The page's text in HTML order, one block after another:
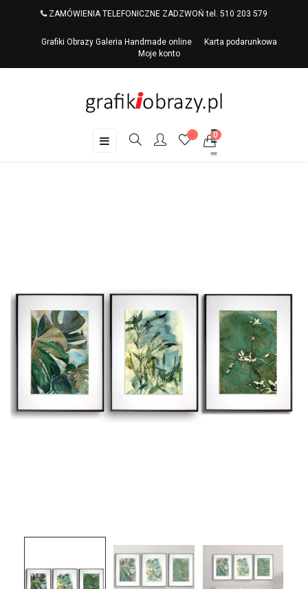
ZAMÓWIENIA TELEFONICZNE ZADZWOŃ tel. 510 203 579
Grafiki Obrazy Galeria Handmade online
Karta podarunkowa
Moje konto
Toggle
☰ 0